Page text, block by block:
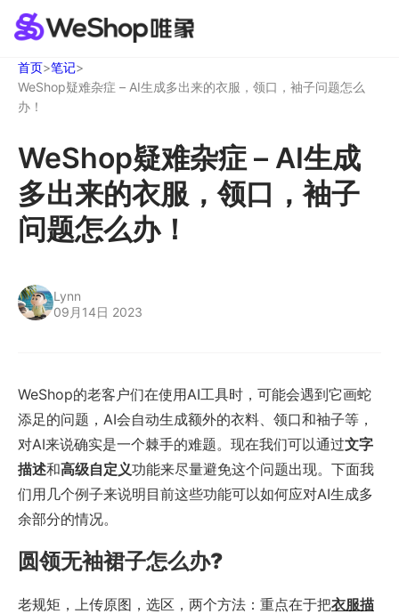
首页>笔记>
WeShop疑难杂症 – AI生成多出来的衣服，领口，袖子问题怎么
办！
WeShop疑难杂症 – AI生成
多出来的衣服，领口，袖子
问题怎么办！
Lynn
09月14日 2023
WeShop的老客户们在使用AI工具时，可能会遇到它画蛇
添足的问题，AI会自动生成额外的衣料、领口和袖子等，
对AI来说确实是一个棘手的难题。现在我们可以通过文字
描述和高级自定义功能来尽量避免这个问题出现。下面我
们用几个例子来说明目前这些功能可以如何应对AI生成多
余部分的情况。
圆领无袖裙子怎么办?
老规矩，上传原图，选区，两个方法：重点在于把衣服描